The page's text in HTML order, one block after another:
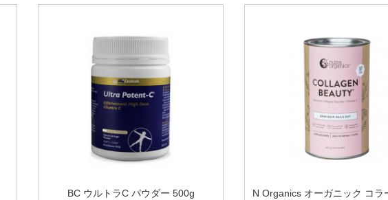
BC ウルトラC パウダー 500g
N Organics オーガニック コラ